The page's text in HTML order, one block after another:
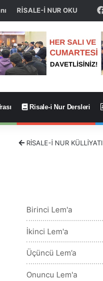
RİSALE-İ NUR OKU
Risale-i Nur Dersleri
RİSALE-İ NUR KÜLLİYATI
Birinci Lem'a
İkinci Lem'a
Üçüncü Lem’a
Onuncu Lem'a